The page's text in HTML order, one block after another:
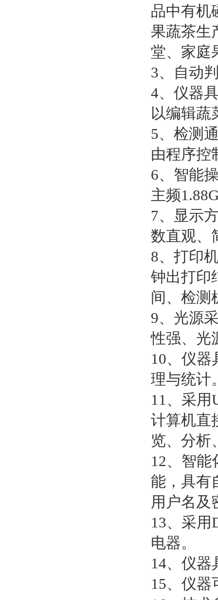
品中有机
果蔬茶生
堂、家庭
3、自动
4、仪器
以编辑蔬
5、检测
由程序控
6、智能
主频
7、显示
数直观、
8、打印
钟出打印
间、检测
9、光源
性强、光
10、仪
理与统计
11、采用
计算机直
览、分析
12、智能
能，具有
用户名及
13、采用
电器。
14、仪器
15、仪器